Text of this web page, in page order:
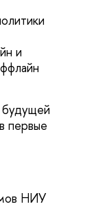
и
первые
НИУ